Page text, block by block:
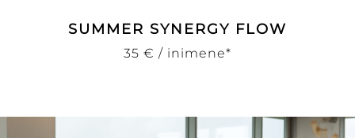
SUMMER SYNERGY FLOW
35 € / inimene*